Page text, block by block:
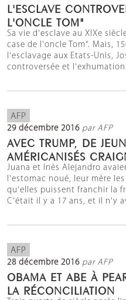
L'ESCLAVE
L'ONCLE TOM"
Sa vie d'esclave au XIXe
case de l'oncle Tom". Mais,
l'esclavage aux Etats-Unis,
controversée et
AFP
29 décembre 2016 par AFP
AVEC TRUMP, DE
AMÉRICANISÉS
Juana et Inès Alejandro
l'estomac noué, leur mère
qu'elles puissent franchir la
C'était il y a 17 ans, et il n'y
AFP
28 décembre 2016 par AFP
OBAMA ET ABE À
LA RÉCONCILIATION